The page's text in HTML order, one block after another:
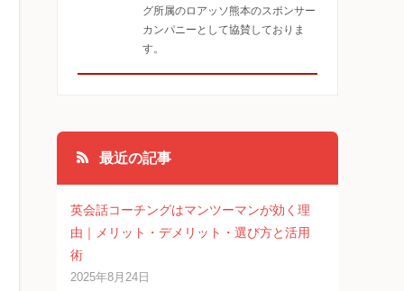
グ所属のロアッソ熊本のスポンサー
カンパニーとして協賛しておりま
す。
最近の記事
英会話コーチングはマンツーマンが効く理
由｜メリット・デメリット・選び方と活用
術
2025年8月24日